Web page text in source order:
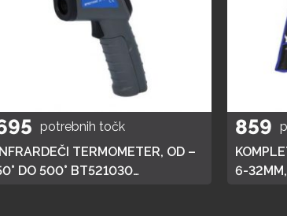
potrebnih točk
TERMOMETER, OD –
DO 500° BT521030
859